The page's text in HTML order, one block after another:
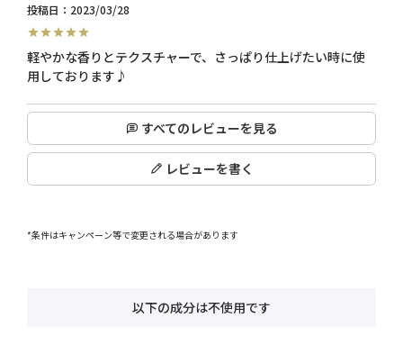
投稿日
2023/03/28
軽やかな香りとテクスチャーで、さっぱり仕上げたい時に使
用しております♪
すべてのレビューを見る
レビューを書く
*条件はキャンペーン等で変更される場合があります
以下の成分は不使用です